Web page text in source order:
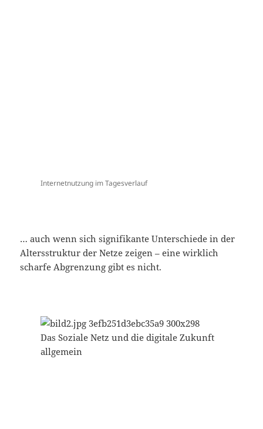
Internetnutzung im Tagesverlauf
… auch wenn sich signifikante Unterschiede in der
Altersstruktur der Netze zeigen – eine wirklich
scharfe Abgrenzung gibt es nicht.